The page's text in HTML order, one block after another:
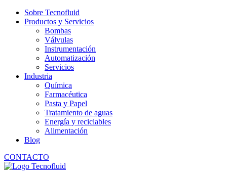
Sobre Tecnofluid
Productos y Servicios
Bombas
Válvulas
Instrumentación
Automatización
Servicios
Industria
Química
Farmacéutica
Pasta y Papel
Tratamiento de aguas
Energía y reciclables
Alimentación
Blog
CONTACTO